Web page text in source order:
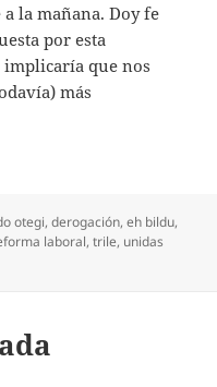
la mañana. Doy fe
por esta
que nos
más
otegi,derogación,eh bildu,
laboral,trile, unidas